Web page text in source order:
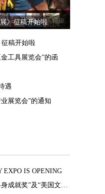
》征稿开始啦
稿开始啦
工具展览会”的函
遇
展览会”的通知
EXPO IS OPENING
第三届LABA偶像奖揭盅 黄建南斩获“终身成就奖”及“美国文化奖”